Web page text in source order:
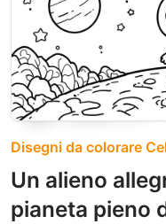
Disegni da colorare
Un alieno
pianeta pieno